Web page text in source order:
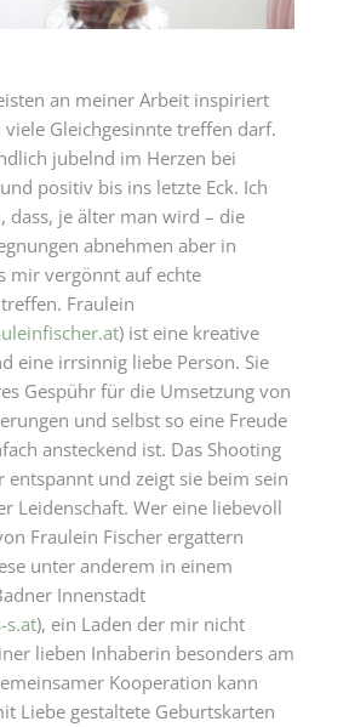
an meiner Arbeit inspiriert
viele Gleichgesinnte treffen darf.
jubelnd im Herzen bei
positiv bis ins letzte Eck. Ich
dass, je älter man wird – die
abnehmen aber in
mir vergönnt auf echte
Fraulein
) ist eine kreative
eine irrsinnig liebe Person. Sie
Gespühr für die Umsetzung von
und selbst so eine Freude
ansteckend ist. Das Shooting
entspannt und zeigt sie beim sein
Leidenschaft. Wer eine liebevoll
Fraulein Fischer ergattern
unter anderem in einem
Innenstadt
s.at), ein Laden der mir nicht
lieben Inhaberin besonders am
Kooperation kann
Liebe gestaltete Geburtskarten